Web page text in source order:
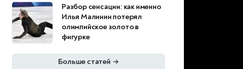
Разбор сенсации: как именно
Илья Малинин потерял
олимпийское золото в
фигурке
Больше статей →